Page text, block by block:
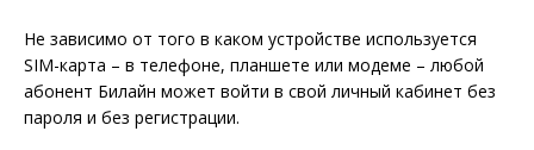
Не зависимо от того в каком устройстве используется
SIM-карта – в телефоне, планшете или модеме – любой
абонент Билайн может войти в свой личный кабинет без
пароля и без регистрации.